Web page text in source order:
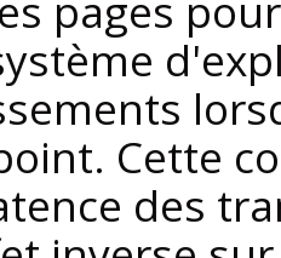
Cette
des